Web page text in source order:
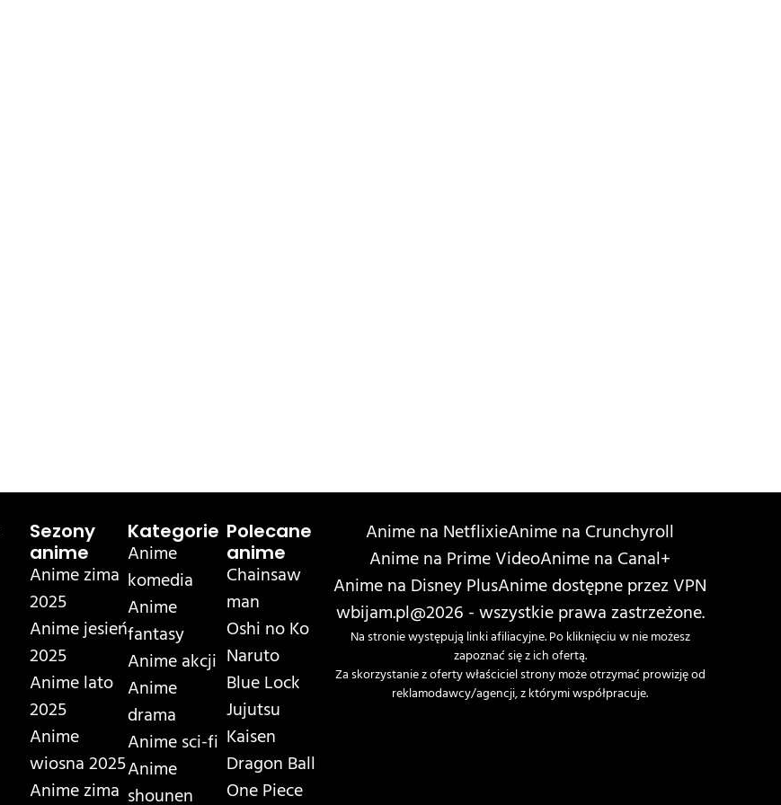
Sezony
anime
Anime zima
2025
Anime jesień
2025
Anime lato
2025
Anime
wiosna 2025
Anime zima
Kategorie
Anime
komedia
Anime
fantasy
Anime akcji
Anime
drama
Anime sci-fi
Anime
shounen
Polecane
anime
Chainsaw
man
Oshi no Ko
Naruto
Blue Lock
Jujutsu
Kaisen
Dragon Ball
One Piece
Anime na NetflixieAnime na Crunchyroll
Anime na Prime VideoAnime na Canal+
Anime na Disney PlusAnime dostępne przez VPN
wbijam.pl@2026 - wszystkie prawa zastrzeżone.
Na stronie występują linki afiliacyjne. Po kliknięciu w nie możesz
zapoznać się z ich ofertą.
Za skorzystanie z oferty właściciel strony może otrzymać prowizję od
reklamodawcy/agencji, z którymi współpracuje.